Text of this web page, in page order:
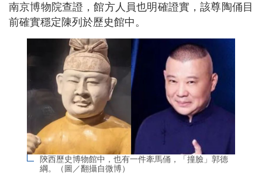
南京博物院查證，館方人員也明確證實，該尊陶俑目
前確實穩定陳列於歷史館中。
陝西歷史博物館中，也有一件牽馬俑，「撞臉」郭德
綱。（圖／翻攝自微博）